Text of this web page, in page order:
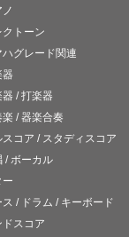
ノ
クトーン
ハグレード関連
器
器 / 打楽器
楽 / 器楽合奏
スコア / スタディスコア
/ ボーカル
ー
ス / ドラム / キーボード
ドスコア